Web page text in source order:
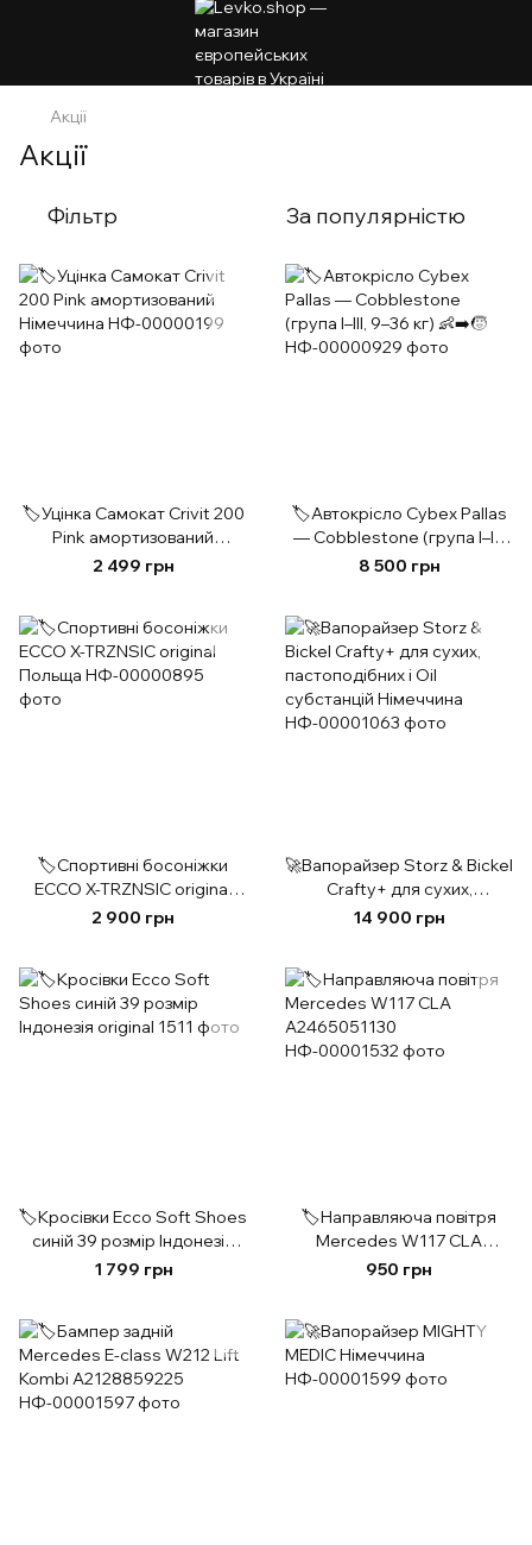
Акції
Акції
Фільтр За популярністю
🏷️Уцінка Самокат Crivit 200
Pink амортизований
Німеччина
2 499 грн
🏷️Автокрісло Cybex Pallas
— Cobblestone (група I–III,
9–36 кг) 👶➡️🧒
8 500 грн
🏷️Спортивні босоніжки
ECCO X-TRZNSIC original
Польща
2 900 грн
🚀Вапорайзер Storz & Bickel
Crafty+ для сухих,
пастоподібних і Oil
14 900 грн
🏷️Кросівки Ecco Soft Shoes
синій 39 розмір Індонезія
original
1 799 грн
🏷️Направляюча повітря
Mercedes W117 CLA
A2465051130
950 грн